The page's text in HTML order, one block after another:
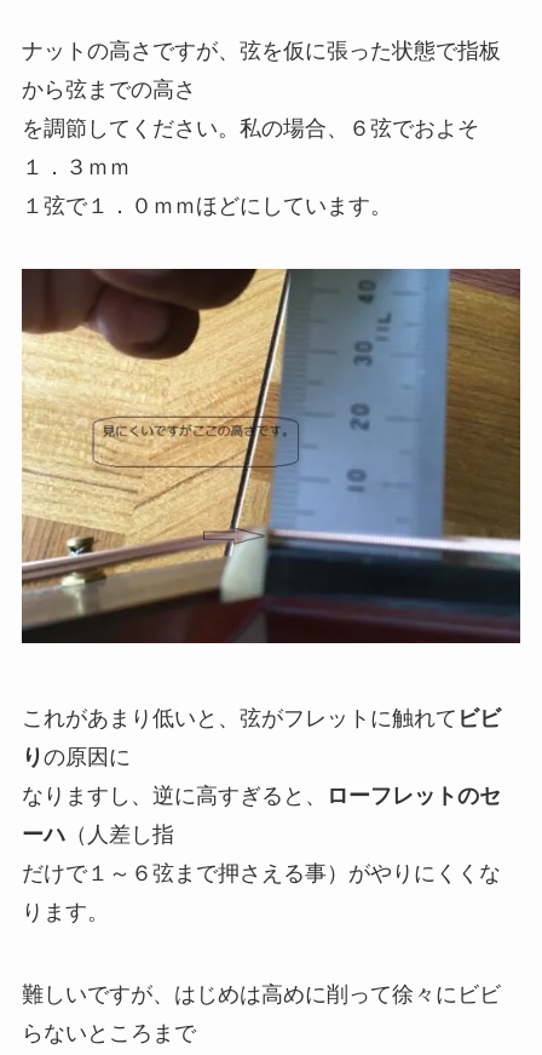
ナットの高さですが、弦を仮に張った状態で指板
から弦までの高さ
を調節してください。私の場合、６弦でおよそ
１．３ｍｍ
１弦で１．０ｍｍほどにしています。
これがあまり低いと、弦がフレットに触れて ビビ
りの原因に
なりますし、逆に高すぎると、
ローフレットのセ
ーハ（人差し指
だけで１～６弦まで押さえる事）がやりにくくな
ります。
難しいですが、はじめは高めに削って徐々にビビ
らないところまで